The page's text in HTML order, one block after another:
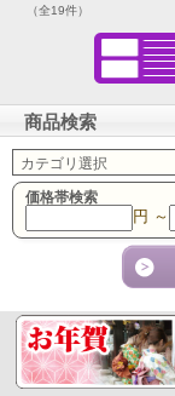
（全19件）
商品検索
価格帯検索
円 ～